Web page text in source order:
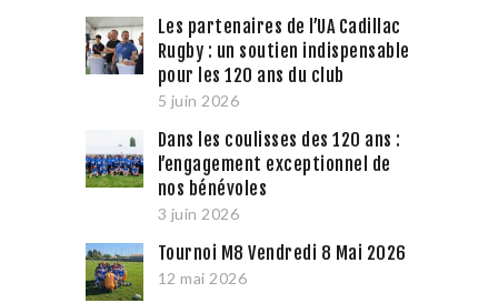
Les partenaires de l’UA Cadillac
Rugby : un soutien indispensable
pour les 120 ans du club
5 juin 2026
Dans les coulisses des 120 ans :
l’engagement exceptionnel de
nos bénévoles
3 juin 2026
Tournoi M8 Vendredi 8 Mai 2026
12 mai 2026